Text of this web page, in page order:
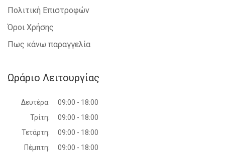
Πολιτική Επιστροφών
Όροι Χρήσης
Πως κάνω παραγγελία
Ωράριο Λειτουργίας
Δευτέρα:
09:00 - 18:00
Τρίτη:
09:00 - 18:00
Τετάρτη:
09:00 - 18:00
Πέμπτη:
09:00 - 18:00